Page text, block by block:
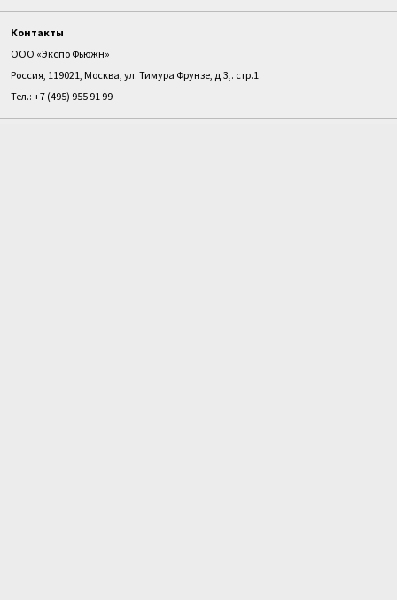
Контакты
ООО «Экспо Фьюжн»
Россия, 119021, Москва, ул. Тимура Фрунзе, д.3,. стр.1
Тел.: +7 (495) 955 91 99